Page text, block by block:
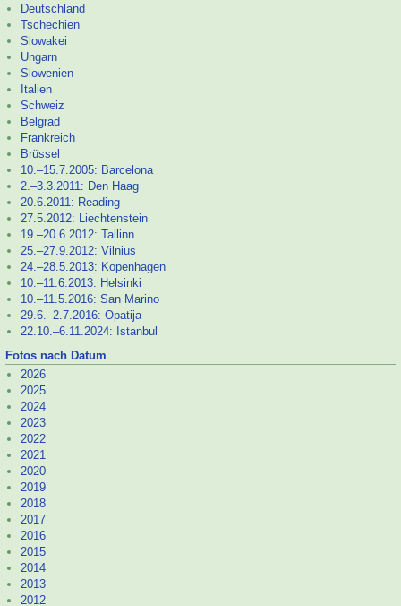
Deutschland
Tschechien
Slowakei
Ungarn
Slowenien
Italien
Schweiz
Belgrad
Frankreich
Brüssel
10.–15.7.2005: Barcelona
2.–3.3.2011: Den Haag
20.6.2011: Reading
27.5.2012: Liechtenstein
19.–20.6.2012: Tallinn
25.–27.9.2012: Vilnius
24.–28.5.2013: Kopenhagen
10.–11.6.2013: Helsinki
10.–11.5.2016: San Marino
29.6.–2.7.2016: Opatija
22.10.–6.11.2024: Istanbul
Fotos nach Datum
2026
2025
2024
2023
2022
2021
2020
2019
2018
2017
2016
2015
2014
2013
2012